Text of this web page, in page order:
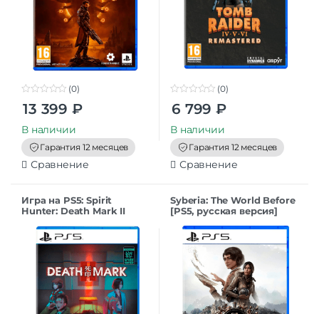
t
o
f
5
(0)
13 399 ₽
В наличии
Гарантия 12 месяцев
Сравнение
o
t
o
f
5
(0)
6 799 ₽
В наличии
Гарантия 12 месяцев
Сравнение
Игра на PS5: Spirit
Hunter: Death Mark II
Syberia: The World Before
[PS5, русская версия]